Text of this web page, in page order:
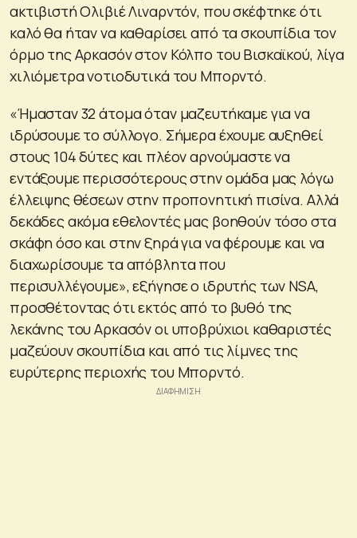
ακτιβιστή Ολιβιέ Λιναρντόν, που σκέφτηκε ότι
καλό θα ήταν να καθαρίσει από τα σκουπίδια τον
όρμο της Αρκασόν στον Κόλπο του Βισκαϊκού, λίγα
χιλιόμετρα νοτιοδυτικά του Μπορντό.
«Ήμασταν 32 άτομα όταν μαζευτήκαμε για να
ιδρύσουμε το σύλλογο. Σήμερα έχουμε αυξηθεί
στους 104 δύτες και πλέον αρνούμαστε να
εντάξουμε περισσότερους στην ομάδα μας λόγω
έλλειψης θέσεων στην προπονητική πισίνα. Αλλά
δεκάδες ακόμα εθελοντές μας βοηθούν τόσο στα
σκάφη όσο και στην ξηρά για να φέρουμε και να
διαχωρίσουμε τα απόβλητα που
περισυλλέγουμε», εξήγησε ο ιδρυτής των NSA,
προσθέτοντας ότι εκτός από το βυθό της
λεκάνης του Αρκασόν οι υποβρύχιοι καθαριστές
μαζεύουν σκουπίδια και από τις λίμνες της
ευρύτερης περιοχής του Μπορντό.